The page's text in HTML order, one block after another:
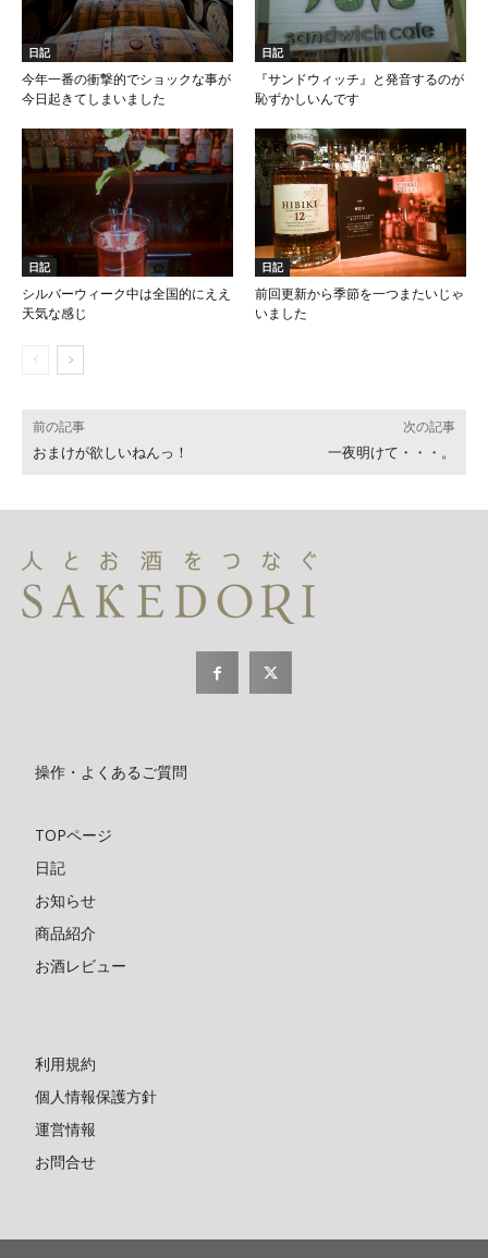
日記
今年一番の衝撃的でショックな事が
今日起きてしまいました
日記
『サンドウィッチ』と発音するのが
恥ずかしいんです
日記
シルバーウィーク中は全国的にええ
天気な感じ
日記
前回更新から季節を一つまたいじゃ
いました
前の記事
おまけが欲しいねんっ！
次の記事
一夜明けて・・・。
操作・よくあるご質問
TOPページ
日記
お知らせ
商品紹介
お酒レビュー
利用規約
個人情報保護方針
運営情報
お問合せ